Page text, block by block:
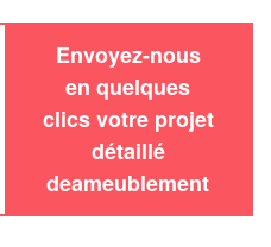
Envoyez-nous
en quelques
clics votre projet
détaillé
deameublement